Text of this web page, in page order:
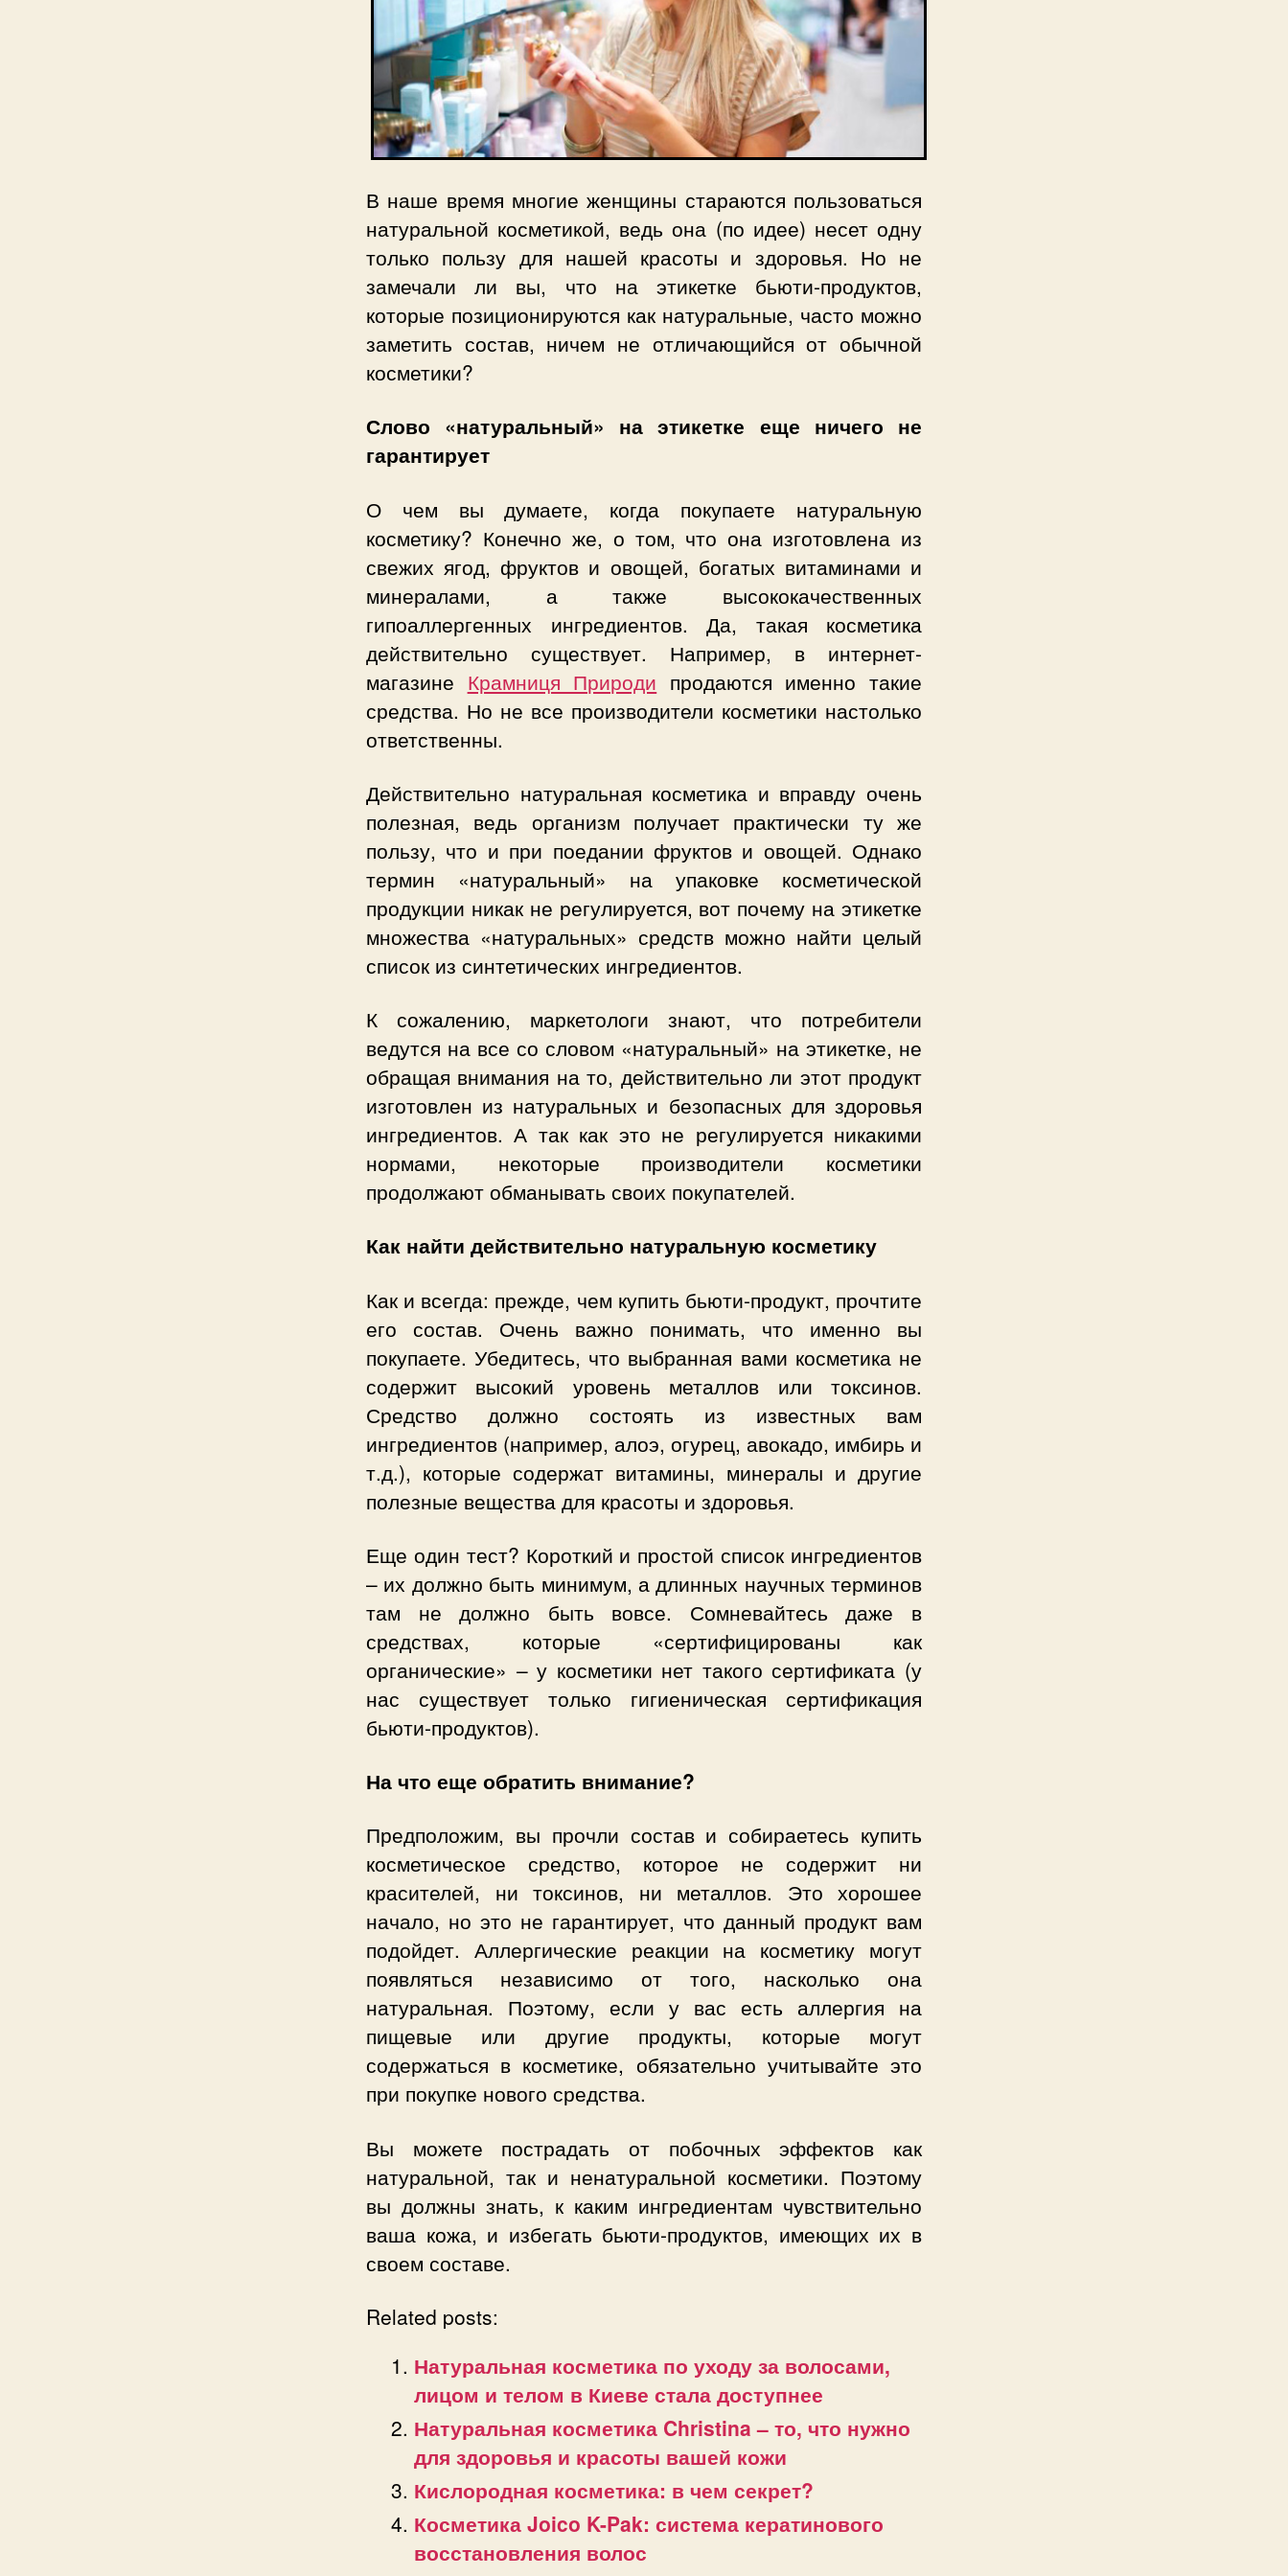
В наше время многие женщины стараются пользоваться
натуральной косметикой, ведь она (по идее) несет одну
только пользу для нашей красоты и здоровья. Но не
замечали ли вы, что на этикетке бьюти-продуктов,
которые позиционируются как натуральные, часто можно
заметить состав, ничем не отличающийся от обычной
косметики?
Слово «натуральный» на этикетке еще ничего не
гарантирует
О чем вы думаете, когда покупаете натуральную
косметику? Конечно же, о том, что она изготовлена из
свежих ягод, фруктов и овощей, богатых витаминами и
минералами, а также высококачественных
гипоаллергенных ингредиентов. Да, такая косметика
действительно существует. Например, в интернет-
магазине Крамниця Природи продаются именно такие
средства. Но не все производители косметики настолько
ответственны.
Действительно натуральная косметика и вправду очень
полезная, ведь организм получает практически ту же
пользу, что и при поедании фруктов и овощей. Однако
термин «натуральный» на упаковке косметической
продукции никак не регулируется, вот почему на этикетке
множества «натуральных» средств можно найти целый
список из синтетических ингредиентов.
К сожалению, маркетологи знают, что потребители
ведутся на все со словом «натуральный» на этикетке, не
обращая внимания на то, действительно ли этот продукт
изготовлен из натуральных и безопасных для здоровья
ингредиентов. А так как это не регулируется никакими
нормами, некоторые производители косметики
продолжают обманывать своих покупателей.
Как найти действительно натуральную косметику
Как и всегда: прежде, чем купить бьюти-продукт, прочтите
его состав. Очень важно понимать, что именно вы
покупаете. Убедитесь, что выбранная вами косметика не
содержит высокий уровень металлов или токсинов.
Средство должно состоять из известных вам
ингредиентов (например, алоэ, огурец, авокадо, имбирь и
т.д.), которые содержат витамины, минералы и другие
полезные вещества для красоты и здоровья.
Еще один тест? Короткий и простой список ингредиентов
– их должно быть минимум, а длинных научных терминов
там не должно быть вовсе. Сомневайтесь даже в
средствах, которые «сертифицированы как
органические» – у косметики нет такого сертификата (у
нас существует только гигиеническая сертификация
бьюти-продуктов).
На что еще обратить внимание?
Предположим, вы прочли состав и собираетесь купить
косметическое средство, которое не содержит ни
красителей, ни токсинов, ни металлов. Это хорошее
начало, но это не гарантирует, что данный продукт вам
подойдет. Аллергические реакции на косметику могут
появляться независимо от того, насколько она
натуральная. Поэтому, если у вас есть аллергия на
пищевые или другие продукты, которые могут
содержаться в косметике, обязательно учитывайте это
при покупке нового средства.
Вы можете пострадать от побочных эффектов как
натуральной, так и ненатуральной косметики. Поэтому
вы должны знать, к каким ингредиентам чувствительно
ваша кожа, и избегать бьюти-продуктов, имеющих их в
своем составе.
Related posts:
Натуральная косметика по уходу за волосами,
лицом и телом в Киеве стала доступнее
Натуральная косметика Christina – то, что нужно
для здоровья и красоты вашей кожи
Кислородная косметика: в чем секрет?
Косметика Joico K-Pak: система кератинового
восстановления волос